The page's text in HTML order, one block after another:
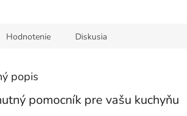
Hodnotenie Diskusia
popis
pomocník pre vašu kuchyňu